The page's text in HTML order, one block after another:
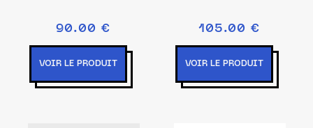
90.00 €
VOIR LE PRODUIT
105.00 €
VOIR LE PRODUIT